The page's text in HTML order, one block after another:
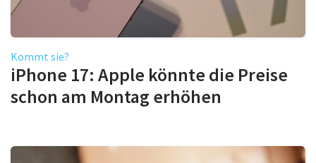
Kommt sie?
iPhone 17: Apple könnte die Preise
schon am Montag erhöhen